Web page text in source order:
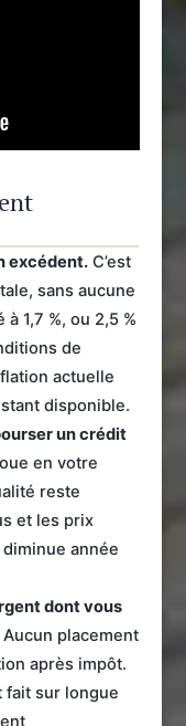
excédent.C’est
sans aucune
1,7 %, ou 2,5 %
de
actuelle
disponible.
un crédit
en votre
reste
et les prix
année
dont vous
placement
après impôt.
fait sur longue